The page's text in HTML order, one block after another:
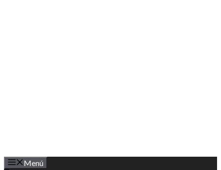
Menú